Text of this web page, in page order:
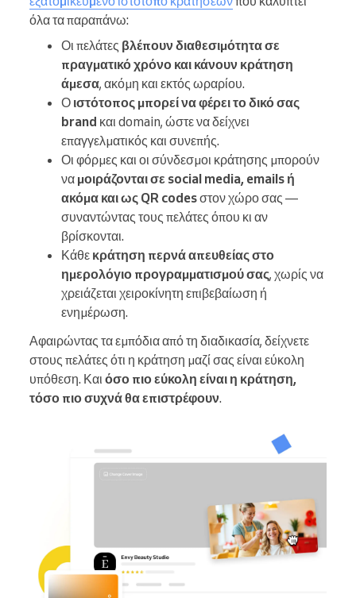
όλα τα παραπάνω:
Οι πελάτες βλέπουν διαθεσιμότητα σε
πραγματικό χρόνο και κάνουν κράτηση
άμεσα, ακόμη και εκτός ωραρίου.
Ο ιστότοπος μπορεί να φέρει το δικό σας
brand και domain, ώστε να δείχνει
επαγγελματικός και συνεπής.
Οι φόρμες και οι σύνδεσμοι κράτησης μπορούν
να μοιράζονται σε social media, emails ή
ακόμα και ως QR codesστον χώρο σας —
συναντώντας τους πελάτες όπου κι αν
βρίσκονται.
Κάθε κράτηση περνά απευθείας στο
ημερολόγιο προγραμματισμού σας, χωρίς να
χρειάζεται χειροκίνητη επιβεβαίωση ή
ενημέρωση.
Αφαιρώντας τα εμπόδια από τη διαδικασία, δείχνετε
στους πελάτες ότι η κράτηση μαζί σας είναι εύκολη
υπόθεση. Και όσο πιο εύκολη είναι η κράτηση,
τόσο πιο συχνά θα επιστρέφουν.